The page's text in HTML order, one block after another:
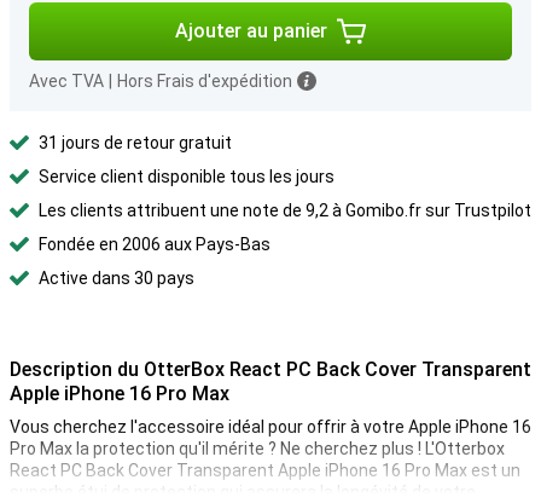
Ajouter au panier
Avec TVA Hors Frais d'expédition
31 jours de retour gratuit
Service client disponible tous les jours
Les clients attribuent une note de 9,2 à Gomibo.fr sur Trustpilot
Fondée en 2006 aux Pays-Bas
Active dans 30 pays
Description du OtterBox React PC Back Cover Transparent
Apple iPhone 16 Pro Max
Vous cherchez l'accessoire idéal pour offrir à votre Apple iPhone 16
Pro Max la protection qu'il mérite ? Ne cherchez plus ! L'Otterbox
React PC Back Cover Transparent Apple iPhone 16 Pro Max est un
superbe étui de protection qui assurera la longévité de votre